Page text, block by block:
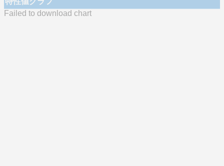
Failed to download chart